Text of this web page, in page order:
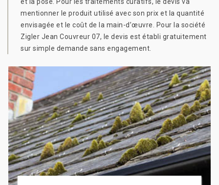
mentionner le produit utilisé avec son prix et la quantité
envisagée et le coût de la main-d’œuvre. Pour la société
Zigler Jean Couvreur 07, le devis est établi gratuitement
sur simple demande sans engagement.